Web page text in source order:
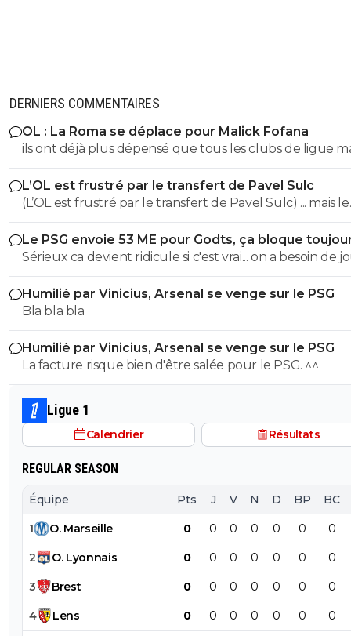
DERNIERS COMMENTAIRES
OL : La Roma se déplace pour Malick Fofana
ils ont déjà plus dépensé que tous les clubs de ligue
réunis hors quatar.. ils veulent juste profitez au
des clubs qui sont beaucoup plus mal lotis qu'eux
du plus fort tout simplement..
L’OL est frustré par le transfert de Pavel Sulc
(L’OL est frustré par le transfert de Pavel Sulc) ... mais le
public aussi commence a être frustré ... la vente de ces
"excellents" joueurs dont fait partie Pavel Sulc ... pour
récupérer quoi ? qui? À un moment donné il faudra
arriver a construire dans le long terme... et avec ,
avec , une équipe régulière ça finira par payer, mais là pour
l'instant, ???
Le PSG envoie 53 ME pour Godts, ça bloque
Sérieux ca devient ridicule si c'est vrai... on a besoin de
pour la supercoupe ! sérieux a 5 ou 7M€ pres, go !!
Humilié par Vinicius, Arsenal se venge sur le PSG
Bla bla bla
Humilié par Vinicius, Arsenal se venge sur le PSG
La facture risque bien d'être salée pour le PSG. ^^
Ligue 1
Calendrier Résultats
REGULAR SEASON
Équipe Pts J V N D BP BC
1 O. Marseille 0 0 0 0 0 0 0
2 O. Lyonnais 0 0 0 0 0 0 0
3 Brest 0 0 0 0 0 0 0
4 Lens 0 0 0 0 0 0 0